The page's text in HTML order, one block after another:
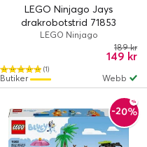
LEGO Ninjago Jays
drakrobotstrid 71853
LEGO Ninjago
(1)
149 kr
189 kr
Webb
Butiker
-20%